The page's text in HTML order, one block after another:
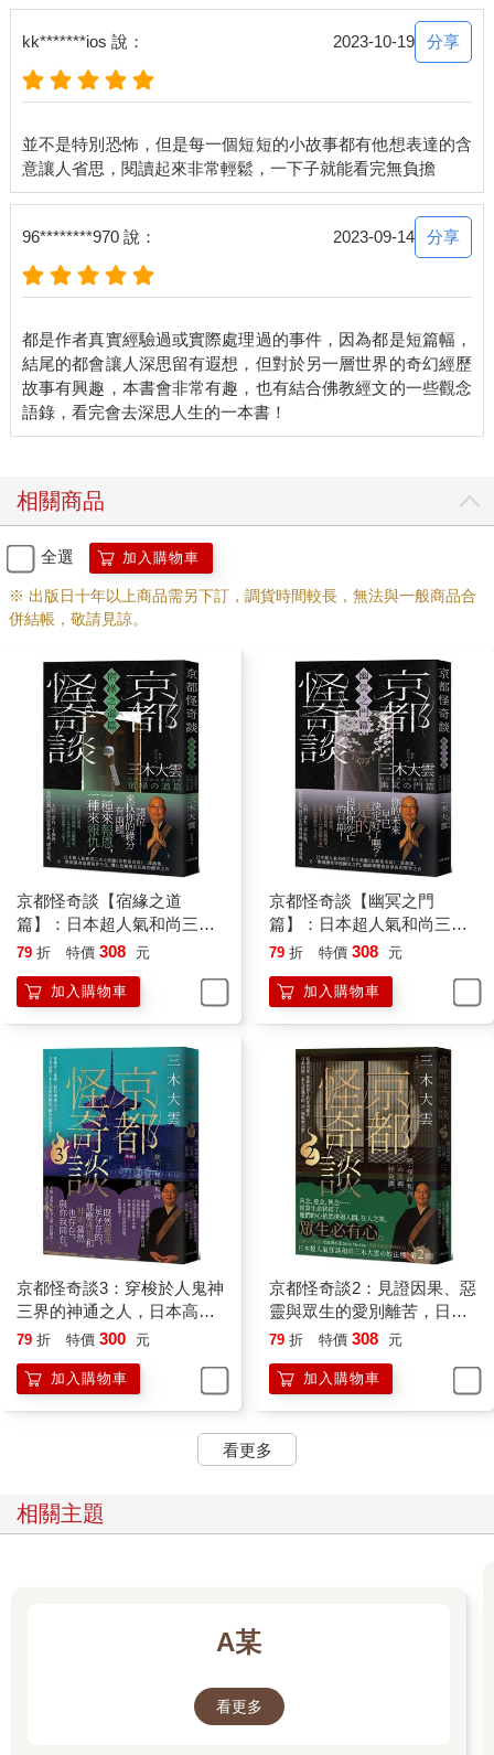
kk*******ios 說： 2023-10-19 分享
並不是特別恐怖，但是每一個短短的小故事都有他想表達的含
意讓人省思，閱讀起來非常輕鬆，一下子就能看完無負擔
96********970 說： 2023-09-14 分享
都是作者真實經驗過或實際處理過的事件，因為都是短篇幅，
結尾的都會讓人深思留有遐想，但對於另一層世界的奇幻經歷
故事有興趣，本書會非常有趣，也有結合佛教經文的一些觀念
相關商品
全選 加入購物車
※ 出版日十年以上商品需另下訂，調貨時間較長，無法與一般商品合
併結帳，敬請見諒。
京都怪奇談【宿緣之道
篇】：日本超人氣和尚三木
大雲，帶你追溯前世今生、
作
79 折 特價 308 元
加入購物車
京都怪奇談【幽冥之門
篇】：日本超人氣和尚三木
大雲，帶你穿梭幽冥之門、
作
79 折 特價 308 元
加入購物車
京都怪奇談3：穿梭於人鬼神
三界的神通之人，日本高僧
三木大雲所經歷的「離奇怪
79 折 特價 300 元
加入購物車
京都怪奇談2：見證因果、惡
靈與眾生的愛別離苦，日本
高僧三木大雲遇見的「另一
79 折 特價 308 元
加入購物車
看更多
相關主題
A某
看更多